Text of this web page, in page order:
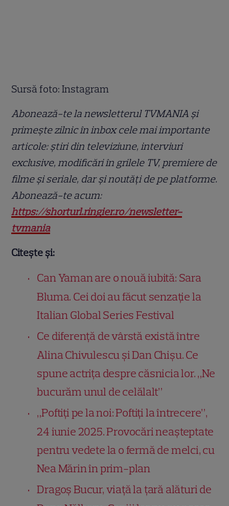
Sursă foto: Instagram
Abonează-te la newsletterul TVMANIA și
primește zilnic în inbox cele mai importante
articole: știri din televiziune, interviuri
exclusive, modificări în grilele TV, premiere de
filme și seriale, dar și noutăți de pe platforme.
Abonează-te acum:
https://shorturl.ringier.ro/newsletter-
tvmania
Citește și:
Can Yaman are o nouă iubită: Sara
Bluma. Cei doi au făcut senzație la
Italian Global Series Festival
Ce diferență de vârstă există între
Alina Chivulescu și Dan Chișu. Ce
spune actrița despre căsnicia lor. „Ne
bucurăm unul de celălalt”
„Poftiți pe la noi: Poftiți la întrecere”,
24 iunie 2025. Provocări neașteptate
pentru vedete la o fermă de melci, cu
Nea Mărin în prim-plan
Dragoș Bucur, viață la țară alături de